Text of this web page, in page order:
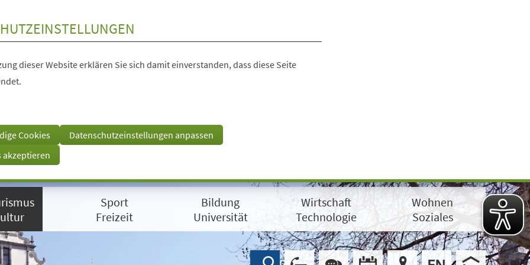
dieser Website erklären Sie sich damit einverstanden, dass diese Seite
Cookies
Datenschutzeinstellungen anpassen
akzeptieren
Sport
Freizeit
Bildung
Universität
Wirtschaft
Technologie
Wohnen
Soziales